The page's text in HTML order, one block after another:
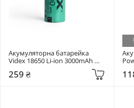
Акумуляторна батарейка
Videx 18650 Li-ion 3000mAh
259 ₴